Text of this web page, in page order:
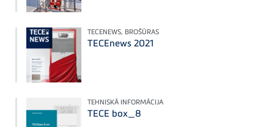
TECENEWS, BROŠŪRAS
TECEnews 2021
TEHNISKĀ INFORMĀCIJA
TECE box_8